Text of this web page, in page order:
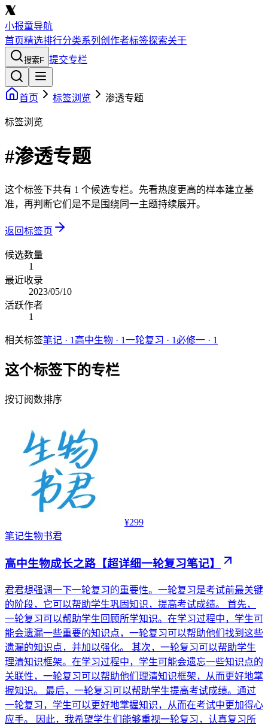
小报童导航
首页精选排行分类系列 创作者标签探索关于
搜索F 提交专栏
首页 标签浏览 渗透专题
标签浏览
#渗透专题
这个标签下共有 1 个候选专栏。先看热度更高的样本建立基
准，再判断它们是不是围绕同一主题持续展开。
返回标签页
候选数量
1
最近收录
2023/05/10
活跃作者
1
相关标签笔记 · 1 高中生物 · 1一轮复习 · 1必修一 · 1
这个标签下的专栏
按订阅数排序
¥299
笔记生物书君
高中生物成长之路【超详细一轮复习笔记】
君君想强调一下一轮复习的重要性。一轮复习是考试前最关键
的阶段，它可以帮助学生巩固知识，提高考试成绩。 首先，
一轮复习可以帮助学生回顾所学知识。在学习过程中，学生可
能会遗漏一些重要的知识点，一轮复习可以帮助他们找到这些
遗漏的知识点，并加以强化。 其次，一轮复习可以帮助学生
理清知识框架。在学习过程中，学生可能会遗忘一些知识点的
关联性，一轮复习可以帮助他们理清知识框架，从而更好地掌
握知识。 最后，一轮复习可以帮助学生提高考试成绩。通过
一轮复习，学生可以更好地掌握知识，从而在考试中更加得心
应手。 因此，我希望学生们能够重视一轮复习，认真复习所